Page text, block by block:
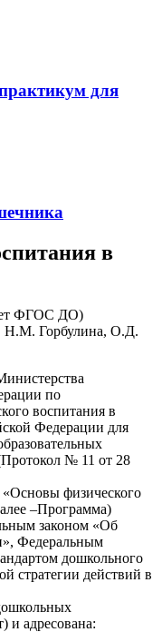
для
в
ФГОС ДО)
Н.М. Горбулина, О.Д.
по
воспитания в
Федерации для
№ 11 от 28
физического
–Программа)
законом «Об
Федеральным
дошкольного
стратегии действий в
и адресована: